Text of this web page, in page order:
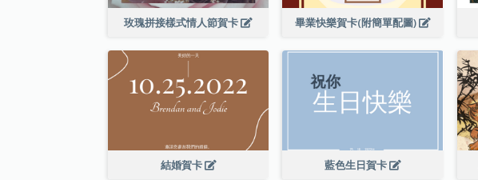
玫瑰拼接樣式情人節賀卡 畢業快樂賀卡(附簡單配圖)
結婚賀卡 藍色生日賀卡